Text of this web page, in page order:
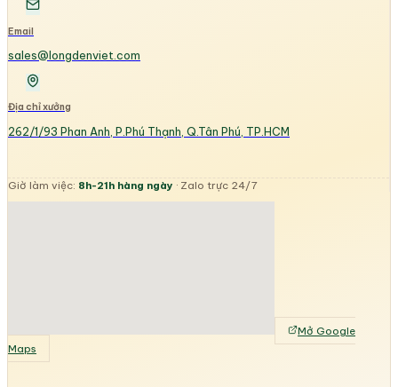
Email
sales@longdenviet.com
Địa chỉ xưởng
262/1/93 Phan Anh, P.Phú Thạnh, Q.Tân Phú, TP.HCM
Giờ làm việc: 8h-21h hàng ngày · Zalo trực 24/7
Mở Google
Maps